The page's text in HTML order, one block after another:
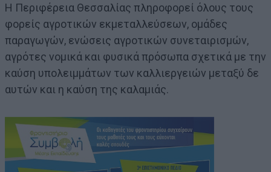
Η Περιφέρεια Θεσσαλίας πληροφορεί όλους τους
φορείς αγροτικών εκμεταλλεύσεων, ομάδες
παραγωγών, ενώσεις αγροτικών συνεταιρισμών,
αγρότες νομικά και φυσικά πρόσωπα σχετικά με την
καύση υπολειμμάτων των καλλιεργειών μεταξύ δε
αυτών και η καύση της καλαμιάς.